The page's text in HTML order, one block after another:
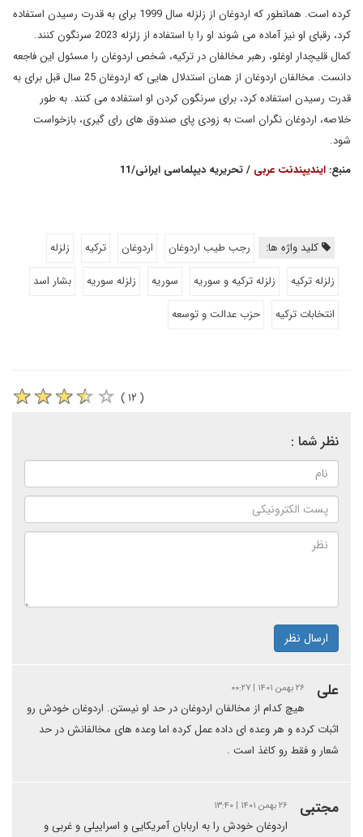
کرده است. همانطور که اردوغان از زلزله سال 1999 برای به قدرت رسیدن استفاده
کرد، رقبای او نیز آماده می شوند او را با استفاده از زلزله 2023 سرنگون کنند.
کمال قلیچدار اوغلو، رهبر مخالفان در ترکیه، شخص اردوغان را مسئول این فاجعه
دانست. مخالفان اردوغان از همان استدلال هایی که اردوغان 25 سال قبل برای به
قدرت رسیدن استفاده کرد، برای سرنگون کردن او استفاده می کنند. به طور
خلاصه، اردوغان نگران است به زودی پای صندوق های رای گیری، بازخواست
شود.
منبع: ایندیپندنت عربی / تحریریه دیپلماسی ایرانی/11
کلید واژه ها: رجب طیب اردوغان اردوغان ترکیه
زلزله
زلزله ترکیه
زلزله ترکیه و سوریه سوریه زلزله سوریه
بشار اسد
انتخابات ترکیه
حزب عدالت و توسعه
( ۱۲ )
نظر شما :
ارسال نظر
علی ۲۶ بهمن ۱۴۰۱ | ۰۰:۲۷
هیچ کدام از مخالفان اردوغان در حد او نیستن. اردوغان خودش رو
اثبات کرده و هر وعده ای داده عمل کرده اما وعده های مخالفانش در حد
شعار و فقط رو کاغذ است .
مجتبی ۲۶ بهمن ۱۴۰۱ | ۱۳:۴۰
اردوغان خودش را به اربابان آمریکایی و اسراییلی و غربی و